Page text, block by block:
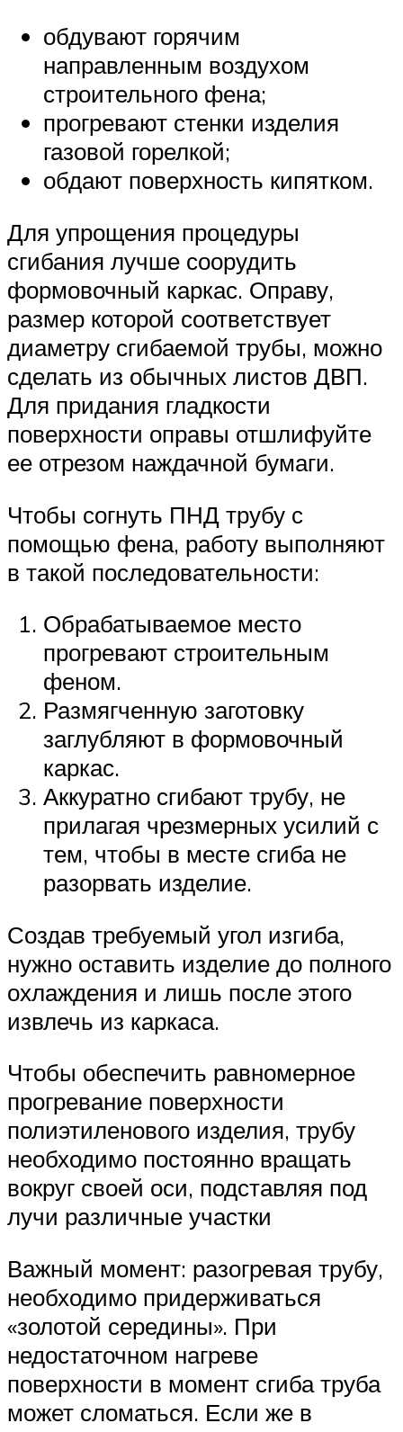
обдувают горячим
направленным воздухом
строительного фена;
прогревают стенки изделия
газовой горелкой;
обдают поверхность кипятком.
Для упрощения процедуры
сгибания лучше соорудить
формовочный каркас. Оправу,
размер которой соответствует
диаметру сгибаемой трубы, можно
сделать из обычных листов ДВП.
Для придания гладкости
поверхности оправы отшлифуйте
ее отрезом наждачной бумаги.
Чтобы согнуть ПНД трубу с
помощью фена, работу выполняют
в такой последовательности:
Обрабатываемое место
прогревают строительным
феном.
Размягченную заготовку
заглубляют в формовочный
каркас.
Аккуратно сгибают трубу, не
прилагая чрезмерных усилий с
тем, чтобы в месте сгиба не
разорвать изделие.
Создав требуемый угол изгиба,
нужно оставить изделие до полного
охлаждения и лишь после этого
извлечь из каркаса.
Чтобы обеспечить равномерное
прогревание поверхности
полиэтиленового изделия, трубу
необходимо постоянно вращать
вокруг своей оси, подставляя под
лучи различные участки
Важный момент: разогревая трубу,
необходимо придерживаться
«золотой середины». При
недостаточном нагреве
поверхности в момент сгиба труба
может сломаться. Если же в